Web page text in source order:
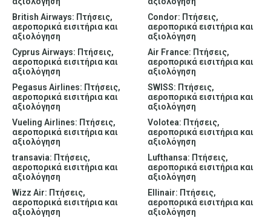
British Airways: Πτήσεις,
αεροπορικά εισιτήρια και
αξιολόγηση
Condor: Πτήσεις,
αεροπορικά εισιτήρια και
αξιολόγηση
Cyprus Airways: Πτήσεις,
αεροπορικά εισιτήρια και
αξιολόγηση
Air France: Πτήσεις,
αεροπορικά εισιτήρια και
αξιολόγηση
Pegasus Airlines: Πτήσεις,
αεροπορικά εισιτήρια και
αξιολόγηση
SWISS: Πτήσεις,
αεροπορικά εισιτήρια και
αξιολόγηση
Vueling Airlines: Πτήσεις,
αεροπορικά εισιτήρια και
αξιολόγηση
Volotea: Πτήσεις,
αεροπορικά εισιτήρια και
αξιολόγηση
transavia: Πτήσεις,
αεροπορικά εισιτήρια και
αξιολόγηση
Lufthansa: Πτήσεις,
αεροπορικά εισιτήρια και
αξιολόγηση
Wizz Air: Πτήσεις,
αεροπορικά εισιτήρια και
αξιολόγηση
Ellinair: Πτήσεις,
αεροπορικά εισιτήρια και
αξιολόγηση